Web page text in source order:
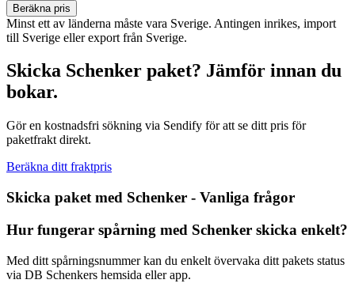
Beräkna pris
Minst ett av länderna måste vara Sverige. Antingen inrikes, import
till Sverige eller export från Sverige.
Skicka Schenker paket? Jämför innan du
bokar.
Gör en kostnadsfri sökning via Sendify för att se ditt pris för
paketfrakt direkt.
Beräkna ditt fraktpris
Skicka paket med Schenker - Vanliga frågor
Hur fungerar spårning med Schenker skicka enkelt?
Med ditt spårningsnummer kan du enkelt övervaka ditt pakets status
via DB Schenkers hemsida eller app.